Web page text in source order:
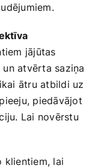
jājūtas
atvērta​ saziņa
ātru atbildi ‍uz
piedāvājot
Lai novērstu
klientiem, lai